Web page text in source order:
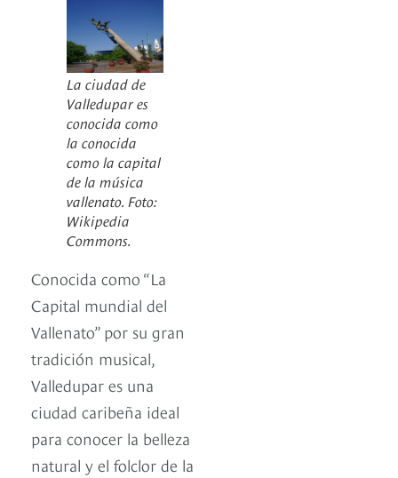
La ciudad de
Valledupar es
conocida como
la conocida
como la capital
de la música
vallenato. Foto:
Wikipedia
Commons.
Conocida como “La
Capital mundial del
Vallenato” por su gran
tradición musical,
Valledupar es una
ciudad caribeña ideal
para conocer la belleza
natural y el folclor de la